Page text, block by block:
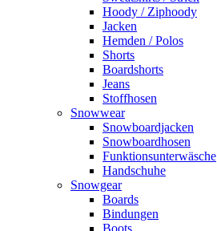
Hoody / Ziphoody
Jacken
Hemden / Polos
Shorts
Boardshorts
Jeans
Stoffhosen
Snowwear
Snowboardjacken
Snowboardhosen
Funktionsunterwäsche
Handschuhe
Snowgear
Boards
Bindungen
Boots